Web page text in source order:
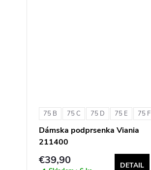
75 B 75 C 75 D 75 E 75 F
Dámska podprsenka Viania
211400
€39,90 DETAIL